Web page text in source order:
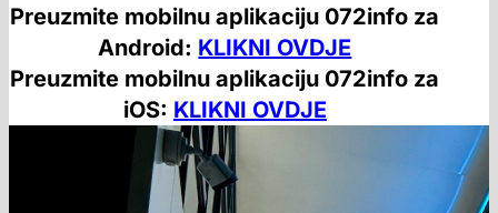
Preuzmite mobilnu aplikaciju 072info za
Android: KLIKNI OVDJE
Preuzmite mobilnu aplikaciju 072info za
iOS: KLIKNI OVDJE